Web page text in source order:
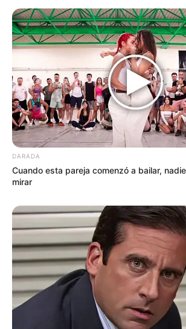
todo es intenso: las emociones,
risas, los silencios… y también el
DARADA
Cuando esta pareja comenzó a bailar,
mirar